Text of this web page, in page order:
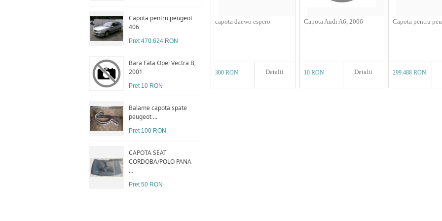
Capota pentru peugeot
406
Pret 470.624 RON
Bara Fata Opel Vectra B,
2001
Pret 10 RON
Balame capota spate
peugeot ...
Pret 100 RON
CAPOTA SEAT
CORDOBA/POLO PANA
...
Pret 50 RON
capota daewo espero
300 RON Detalii
Capota Audi A6, 2006
10 RON Detalii
Capota pentru
299.488 RON